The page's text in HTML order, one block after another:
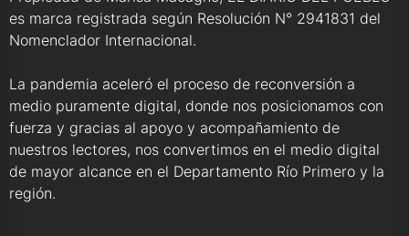
es marca registrada según Resolución N° 2941831 del
Nomenclador Internacional.
La pandemia aceleró el proceso de reconversión a
medio puramente digital, donde nos posicionamos con
fuerza y gracias al apoyo y acompañamiento de
nuestros lectores, nos convertimos en el medio digital
de mayor alcance en el Departamento Río Primero y la
región.